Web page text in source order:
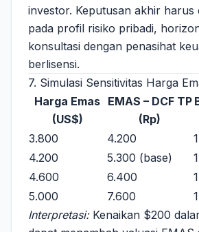
investor. Keputusan akhir harus
pada profil risiko pribadi,
konsultasi dengan penasihat
berlisensi.
7. Simulasi Sensitivitas Harga
Harga Emas
(US$)
EMAS – DCF TP
(Rp)
3.800
4.200
4.200
5.300 (base)
4.600
6.400
5.000
7.600
Interpretasi:Kenaikan $200